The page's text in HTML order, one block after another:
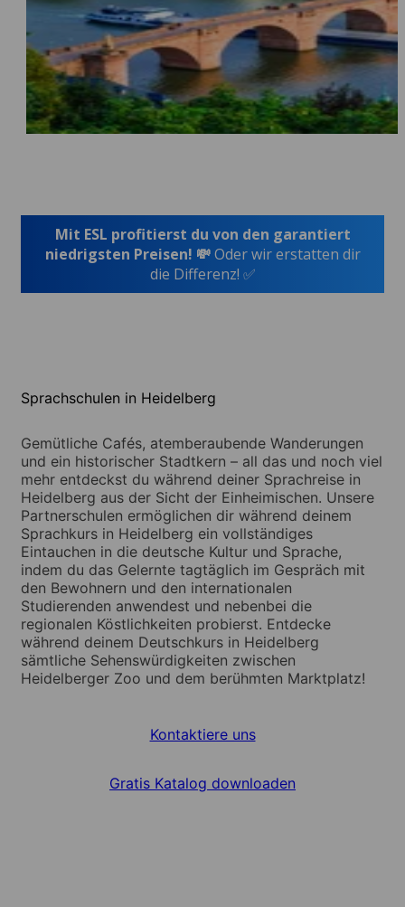
Mit ESL profitierst du von den garantiert
niedrigsten Preisen! 💸Oder wir erstatten dir
die Differenz! ✅
Sprachschulen in Heidelberg
Gemütliche Cafés, atemberaubende Wanderungen
und ein historischer Stadtkern – all das und noch viel
mehr entdeckst du während deiner Sprachreise in
Heidelberg aus der Sicht der Einheimischen. Unsere
Partnerschulen ermöglichen dir während deinem
Sprachkurs in Heidelberg ein vollständiges
Eintauchen in die deutsche Kultur und Sprache,
indem du das Gelernte tagtäglich im Gespräch mit
den Bewohnern und den internationalen
Studierenden anwendest und nebenbei die
regionalen Köstlichkeiten probierst. Entdecke
während deinem Deutschkurs in Heidelberg
sämtliche Sehenswürdigkeiten zwischen
Heidelberger Zoo und dem berühmten Marktplatz!
Kontaktiere uns
Gratis Katalog downloaden